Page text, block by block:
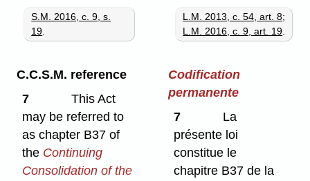
S.M. 2016, c. 9, s.
19.
L.M. 2013, c. 54, art. 8;
L.M. 2016, c. 9, art. 19.
C.C.S.M. reference
7
This Act
may be referred to
as chapter B37 of
the Continuing
Consolidation of the
Codification
permanente
7
La
présente loi
constitue le
chapitre B37 de la